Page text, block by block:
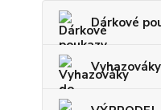
Dárkové